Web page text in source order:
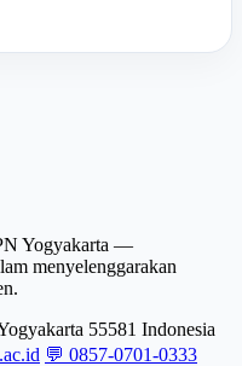
Yogyakarta —
menyelenggarakan
55581 Indonesia
💬 0857-0701-0333